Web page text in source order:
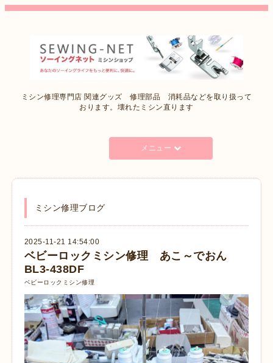
ミシン修理専門店 関連グッズ 修理部品 消耗品などを取り扱って
おります。壊れたミシン直ります
メニュー
ミシン修理ブログ
2025-11-21 14:54:00
ベビーロックミシン修理 あこ～でおん
BL3-438DF
ベビーロックミシン修理